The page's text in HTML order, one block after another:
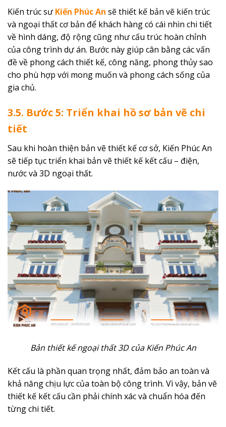
Kiến trúc sư Kiến Phúc An sẽ thiết kế bản vẽ kiến ​​trúc
và ngoại thất cơ bản để khách hàng có cái nhìn chi tiết
về hình dáng, độ rộng cũng như cấu trúc hoàn chỉnh
của công trình dự án. Bước này giúp cân bằng các vấn
đề về phong cách thiết kế, công năng, phong thủy sao
cho phù hợp với mong muốn và phong cách sống của
gia chủ.
3.5. Bước 5: Triển khai hồ sơ bản vẽ chi
tiết
Sau khi hoàn thiện bản vẽ thiết kế cơ sở, Kiến Phúc An
sẽ tiếp tục triển khai bản vẽ thiết kế kết cấu – điện,
nước và 3D ngoại thất.
Bản thiết kế ngoại thất 3D của Kiến Phúc An
Kết cấu là phần quan trọng nhất, đảm bảo an toàn và
khả năng chịu lực của toàn bộ công trình. Vì vậy, bản vẽ
thiết kế kết cấu cần phải chính xác và chuẩn hóa đến
từng chi tiết.